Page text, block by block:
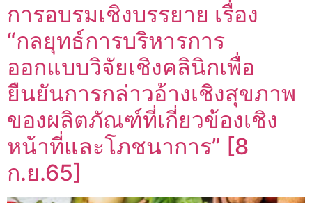
การอบรมเชิงบรรยาย เรื่อง
“กลยุทธ์การบริหารการ
ออกแบบวิจัยเชิงคลินิกเพื่อ
ยืนยันการกล่าวอ้างเชิงสุขภาพ
ของผลิตภัณฑ์ที่เกี่ยวข้องเชิง
หน้าที่และโภชนาการ” [8
ก.ย.65]